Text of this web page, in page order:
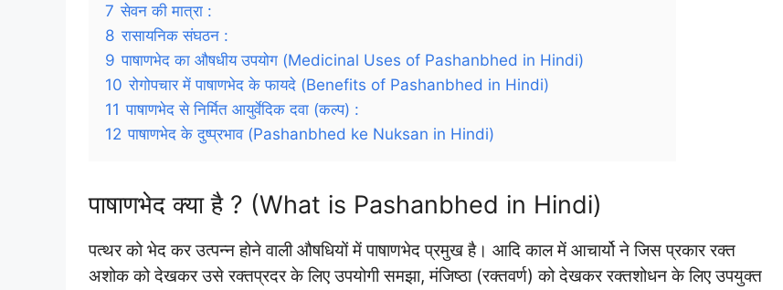
7 सेवन की मात्रा :
8 रासायनिक संघठन :
9 पाषाणभेद का औषधीय उपयोग (Medicinal Uses of Pashanbhed in Hindi)
10 रोगोपचार में पाषाणभेद के फायदे (Benefits of Pashanbhed in Hindi)
11 पाषाणभेद से निर्मित आयुर्वेदिक दवा (कल्प) :
12 पाषाणभेद के दुष्प्रभाव (Pashanbhed ke Nuksan in Hindi)
पाषाणभेद क्या है ? (What is Pashanbhed in Hindi)
पत्थर को भेद कर उत्पन्न होने वाली औषधियों में पाषाणभेद प्रमुख है। आदि काल में आचार्यो ने जिस प्रकार रक्त
अशोक को देखकर उसे रक्तप्रदर के लिए उपयोगी समझा, मंजिष्ठा (रक्तवर्ण) को देखकर रक्तशोधन के लिए उपयुक्त